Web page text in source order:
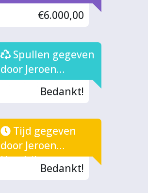
€6.000,00
Spullen gegeven
door Jeroen
Hendrikse
Bedankt!
Tijd gegeven
door Jeroen
Hendrikse
Bedankt!